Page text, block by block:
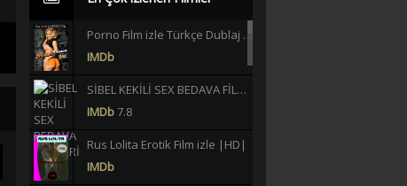
Porno Film izle Türkçe Dublaj +18 |HD|
IMDb
SİBEL KEKİLİ SEX BEDAVA FİLMLERİ İZLE |HD|
IMDb7.8
Rus Lolita Erotik Film izle |HD|
IMDb